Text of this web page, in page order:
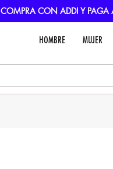
COMPRA CON ADDI Y PAGA
HOMBRE MUJER